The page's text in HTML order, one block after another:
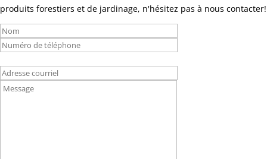
produits forestiers et de jardinage, n'hésitez pas à nous contacter!